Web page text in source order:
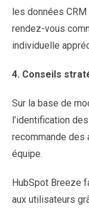
les données
rendez-vous
individuelle
4. Conseils
Sur la base de
l’identification
recommande des
équipe.
HubSpot Breeze
aux utilisateurs